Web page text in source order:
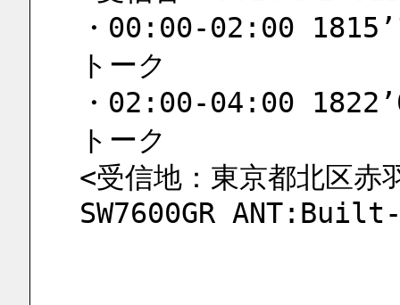
・00:00-02:00
トーク
・02:00-04:00
トーク
<受信地：東京都北区
SW7600GR